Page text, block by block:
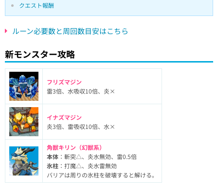
クエスト報酬
ルーン必要数と周回数目安はこちら
新モンスター攻略
フリズマジン
雷3倍、水吸収10倍、炎×
イナズマジン
炎3倍、雷吸収10倍、水×
角獣キリン（幻獣系）
本体 ：斬突△、炎水無効、雷0.5倍
氷柱 ：打魔△、炎水雷無効
バリアは周りの氷柱を破壊すると解ける。